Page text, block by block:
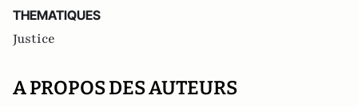
THEMATIQUES
Justice
A PROPOS DES AUTEURS